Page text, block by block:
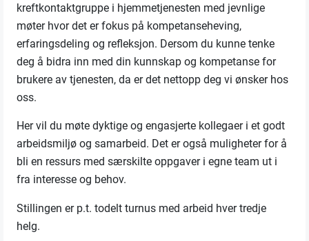
kreftkontaktgruppe i hjemmetjenesten med jevnlige
møter hvor det er fokus på kompetanseheving,
erfaringsdeling og refleksjon. Dersom du kunne tenke
deg å bidra inn med din kunnskap og kompetanse for
brukere av tjenesten, da er det nettopp deg vi ønsker hos
oss.
Her vil du møte dyktige og engasjerte kollegaer i et godt
arbeidsmiljø og samarbeid. Det er også muligheter for å
bli en ressurs med særskilte oppgaver i egne team ut i
fra interesse og behov.
Stillingen er p.t. todelt turnus med arbeid hver tredje
helg.